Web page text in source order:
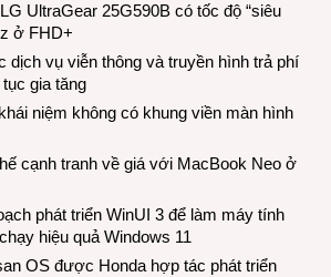
UltraGear 25G590B có tốc độ “siêu
ở FHD+
dịch vụ viễn thông và truyền hình trả phí
gia tăng
niệm không có khung viền màn hình
cạnh tranh về giá với MacBook Neo ở
phát triển WinUI 3 để làm máy tính
hiệu quả Windows 11
OS được Honda hợp tác phát triển